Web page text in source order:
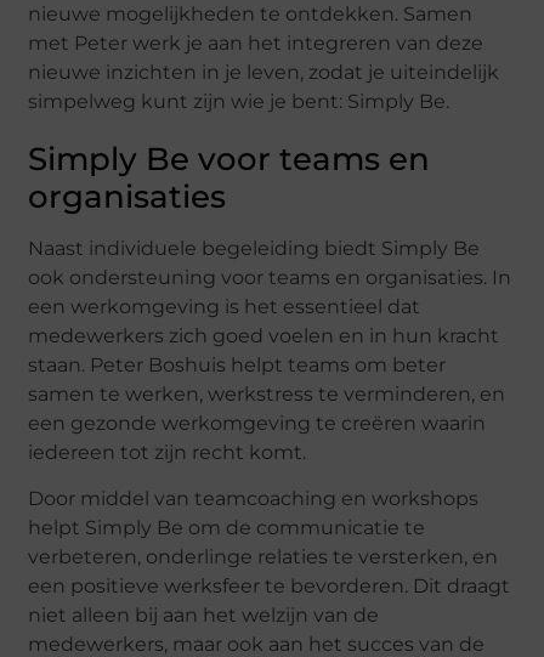
nieuwe mogelijkheden te ontdekken. Samen
met Peter werk je aan het integreren van deze
nieuwe inzichten in je leven, zodat je uiteindelijk
simpelweg kunt zijn wie je bent: Simply Be.
Simply Be voor teams en
organisaties
Naast individuele begeleiding biedt Simply Be
ook ondersteuning voor teams en organisaties. In
een werkomgeving is het essentieel dat
medewerkers zich goed voelen en in hun kracht
staan. Peter Boshuis helpt teams om beter
samen te werken, werkstress te verminderen, en
een gezonde werkomgeving te creëren waarin
iedereen tot zijn recht komt.
Door middel van teamcoaching en workshops
helpt Simply Be om de communicatie te
verbeteren, onderlinge relaties te versterken, en
een positieve werksfeer te bevorderen. Dit draagt
niet alleen bij aan het welzijn van de
medewerkers, maar ook aan het succes van de